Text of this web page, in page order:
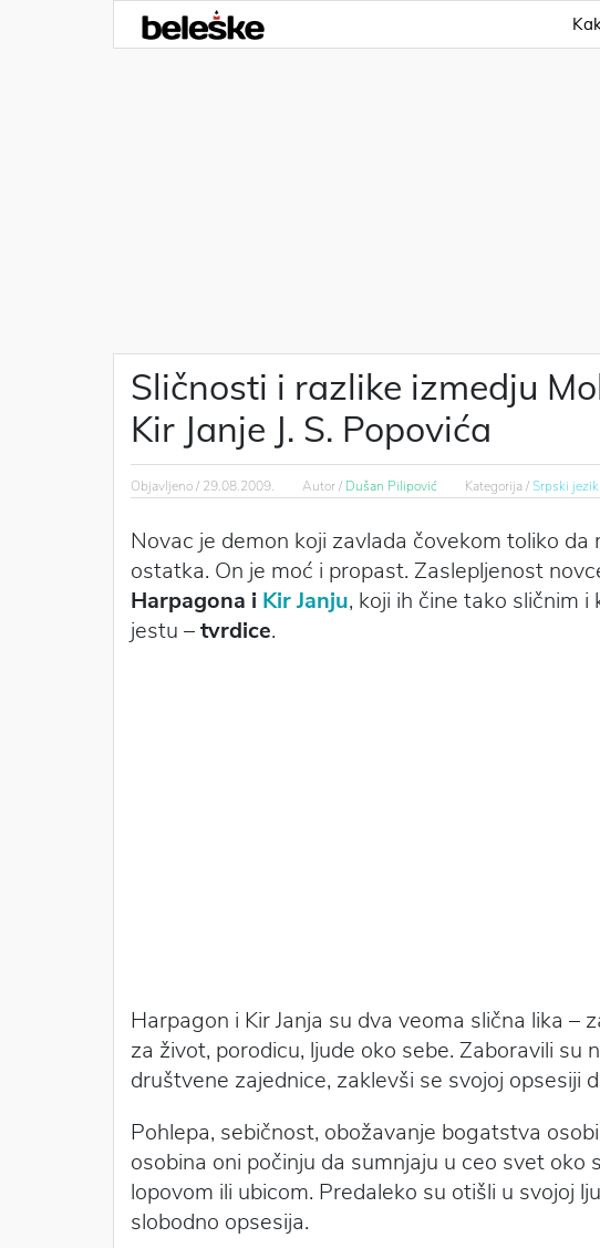
Sličnosti i razlike izmedju
Kir Janje J. S. Popovića
Objavljeno / 29.08.2009. Autor / Dušan Pilipović Kategorija /Srpski
Novac je demon koji zavlada čovekom toliko
ostatka. On je moć i propast. Zaslepljenost
Harpagona i Kir Janju, koji ih čine tako sličnim
jestu –tvrdice.
Harpagon i Kir Janja su dva veoma slična lika –
za život, porodicu, ljude oko sebe. Zaboravili su
društvene zajednice, zaklevši se svojoj opsesiji
Pohlepa, sebičnost, obožavanje bogatstva
osobina oni počinju da sumnjaju u ceo svet
lopovom ili ubicom. Predaleko su otišli u svojoj
slobodno opsesija.